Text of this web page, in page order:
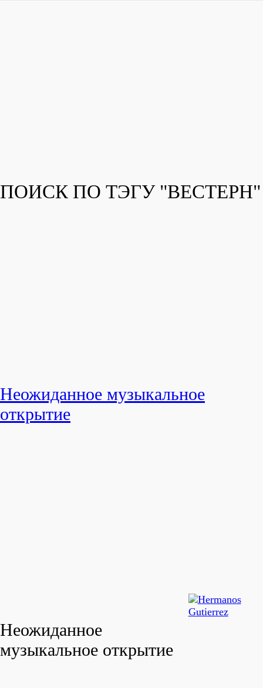
ПОИСК ПО ТЭГУ "ВЕСТЕРН"
Неожиданное музыкальное
открытие
Неожиданное
музыкальное открытие